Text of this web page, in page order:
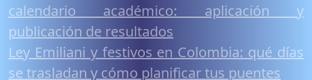
calendario académico: aplicación y
publicación de resultados
Ley Emiliani y festivos en Colombia: qué días
se trasladan y cómo planificar tus puentes